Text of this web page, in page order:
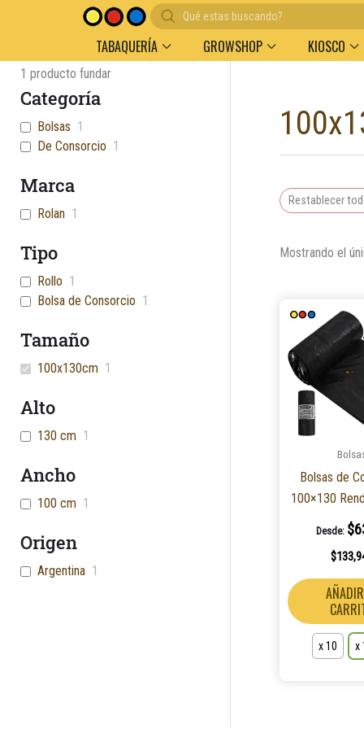
Búsqueda
de
productos
Entregas en el día en AMBA Descuento por
TABAQUERÍA GROWSHOP KIOSCO
1 producto fundar
Categoría
Bolsas 1
De Consorcio 1
Marca
Rolan 1
Tipo
Rollo 1
Bolsa de Consorcio 1
Tamaño
100x130cm 1
Alto
130 cm 1
Ancho
100 cm 1
Origen
Argentina 1
Restablecer
Mostrando el
Bolsas de
100×130
Desde: $
$
x 10 x